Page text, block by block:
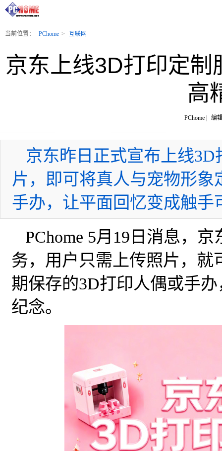
当前位置： PChome > 互联网
京东上线3D打印定
高
PChome | 编
京东昨日正式宣布上线
片，即可将真人与宠物形
手办，让平面回忆变成触手
PChome 5月19日消息，
务，用户只需上传照片，
期保存的3D打印人偶或手
纪念。